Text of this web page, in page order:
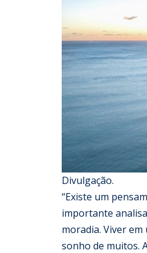
Divulgação.
“Existe um
importante
moradia. Viver
sonho de muitos.